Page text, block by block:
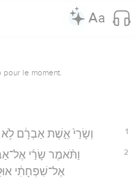
le moment.
1 וְשָׂרַי֙ אֵ֣שֶׁת אַבְרָ֔ם לֹ֥א
2
וַתֹּ֨אמֶר שָׂרַ֜י
אֶל־שִׁפְחָתִ֔י